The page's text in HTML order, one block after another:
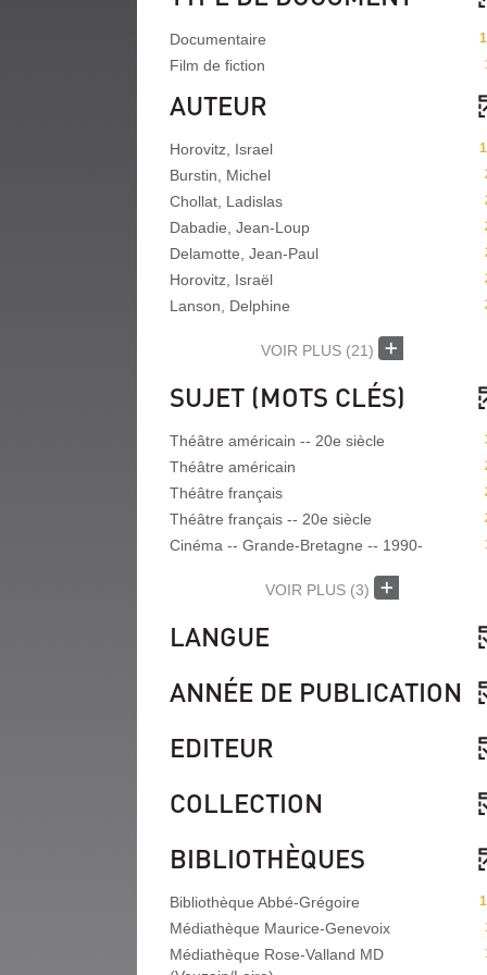
Documentaire
Film de fiction
AUTEUR
Horovitz, Israel
Burstin, Michel
Chollat, Ladislas
Dabadie, Jean-Loup
Delamotte, Jean-Paul
Horovitz, Israël
Lanson, Delphine
VOIR PLUS (21)
SUJET (MOTS CLÉS)
Théâtre américain -- 20e siècle
Théâtre américain
Théâtre français
Théâtre français -- 20e siècle
Cinéma -- Grande-Bretagne -- 1990-
VOIR PLUS (3)
LANGUE
ANNÉE DE PUBLICATION
EDITEUR
COLLECTION
BIBLIOTHÈQUES
Bibliothèque Abbé-Grégoire
Médiathèque Maurice-Genevoix
Médiathèque Rose-Valland MD